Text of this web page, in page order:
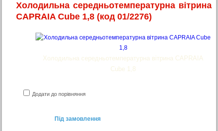
Холодильна середньотемпературна вітрина
CAPRAIA Cube 1,8 (код 01/2276)
Холодильна середньотемпературна вітрина CAPRAIA
Cube 1,8
Додати до порівняння
Під замовлення